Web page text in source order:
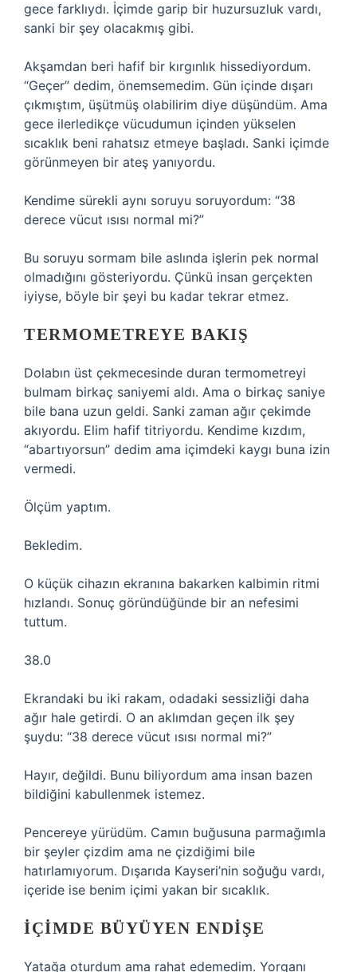
gece farklıydı. İçimde garip bir huzursuzluk vardı,
sanki bir şey olacakmış gibi.
Akşamdan beri hafif bir kırgınlık hissediyordum.
“Geçer” dedim, önemsemedim. Gün içinde dışarı
çıkmıştım, üşütmüş olabilirim diye düşündüm. Ama
gece ilerledikçe vücudumun içinden yükselen
sıcaklık beni rahatsız etmeye başladı. Sanki içimde
görünmeyen bir ateş yanıyordu.
Kendime sürekli aynı soruyu soruyordum: “38
derece vücut ısısı normal mi?”
Bu soruyu sormam bile aslında işlerin pek normal
olmadığını gösteriyordu. Çünkü insan gerçekten
iyiyse, böyle bir şeyi bu kadar tekrar etmez.
TERMOMETREYE BAKIŞ
Dolabın üst çekmecesinde duran termometreyi
bulmam birkaç saniyemi aldı. Ama o birkaç saniye
bile bana uzun geldi. Sanki zaman ağır çekimde
akıyordu. Elim hafif titriyordu. Kendime kızdım,
“abartıyorsun” dedim ama içimdeki kaygı buna izin
vermedi.
Ölçüm yaptım.
Bekledim.
O küçük cihazın ekranına bakarken kalbimin ritmi
hızlandı. Sonuç göründüğünde bir an nefesimi
tuttum.
38.0
Ekrandaki bu iki rakam, odadaki sessizliği daha
ağır hale getirdi. O an aklımdan geçen ilk şey
şuydu: “38 derece vücut ısısı normal mi?”
Hayır, değildi. Bunu biliyordum ama insan bazen
bildiğini kabullenmek istemez.
Pencereye yürüdüm. Camın buğusuna parmağımla
bir şeyler çizdim ama ne çizdiğimi bile
hatırlamıyorum. Dışarıda Kayseri’nin soğuğu vardı,
içeride ise benim içimi yakan bir sıcaklık.
İÇIMDE BÜYÜYEN ENDIŞE
Yatağa oturdum ama rahat edemedim. Yorganı